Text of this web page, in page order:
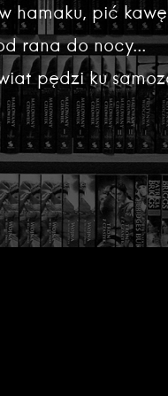
hamaku, pić
rana do nocy...
pędzi ku